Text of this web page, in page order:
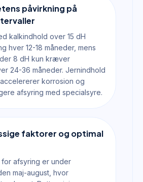
påvirkning på
kalkindhold over 15 dH
hver 12-18 måneder, mens
8 dH kun kræver
24-36 måneder. Jernindhold
korrosion og
afsyring med specialsyre.
faktorer og optimal
for afsyring er under
maj-august, hvor